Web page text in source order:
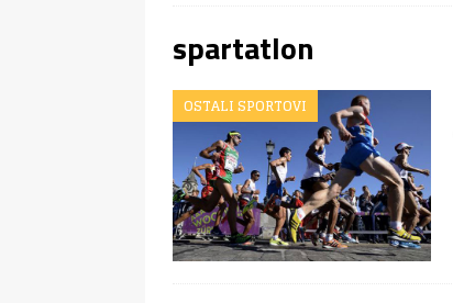
spartatlon
OSTALI SPORTOVI